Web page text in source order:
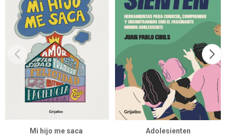
Mi hijo me saca Adolesienten